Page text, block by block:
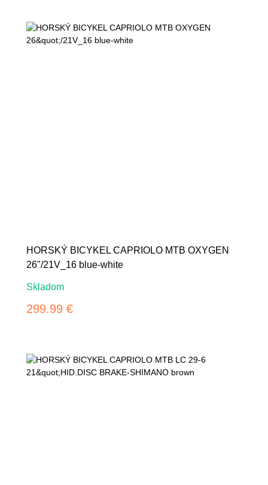
HORSKÝ BICYKEL CAPRIOLO MTB OXYGEN
26"/21V_16 blue-white
Skladom
299.99 €